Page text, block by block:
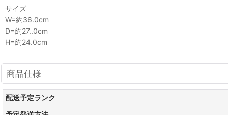
サイズ
W=約36.0cm
D=約27..0cm
H=約24.0cm
商品仕様
配送予定ランク